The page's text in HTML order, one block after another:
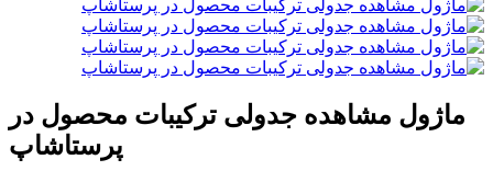
ماژول مشاهده جدولی ترکیبات محصول در
پرستاشاپ